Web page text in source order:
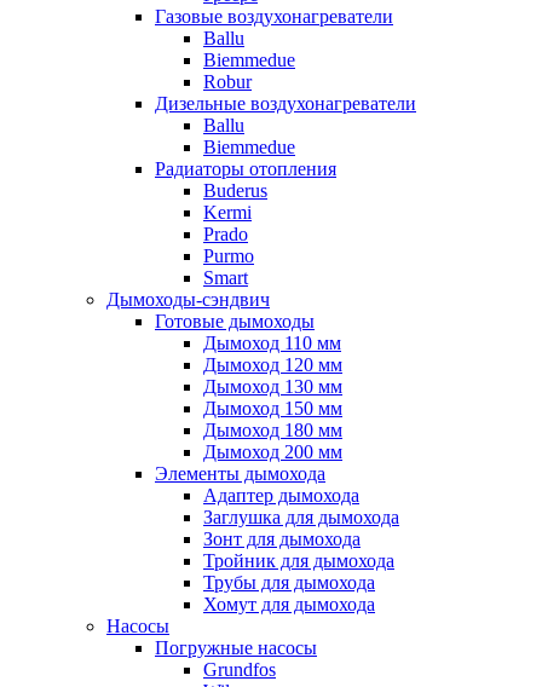
Газовые воздухонагреватели
Ballu
Biemmedue
Robur
Дизельные воздухонагреватели
Ballu
Biemmedue
Радиаторы отопления
Buderus
Kermi
Prado
Purmo
Smart
Дымоходы-сэндвич
Готовые дымоходы
Дымоход 110 мм
Дымоход 120 мм
Дымоход 130 мм
Дымоход 150 мм
Дымоход 180 мм
Дымоход 200 мм
Элементы дымохода
Адаптер дымохода
Заглушка для дымохода
Зонт для дымохода
Тройник для дымохода
Трубы для дымохода
Хомут для дымохода
Насосы
Погружные насосы
Grundfos